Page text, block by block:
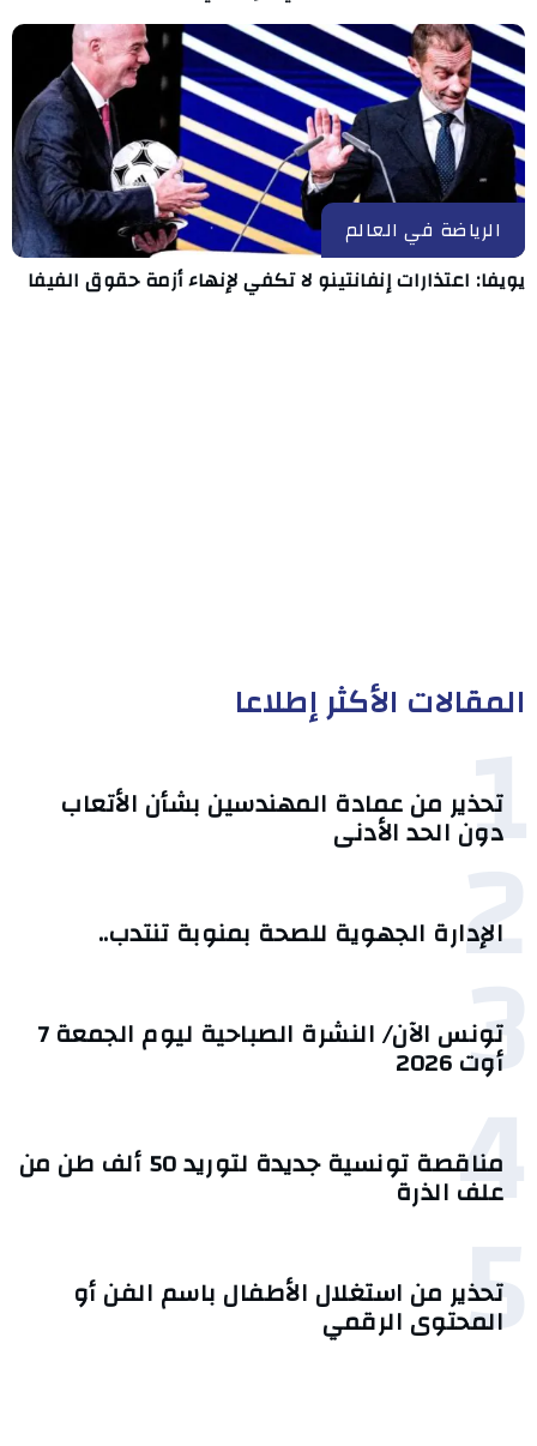
الرياضة في العالم
يويفا: اعتذارات إنفانتينو لا تكفي لإنهاء أزمة حقوق الفيفا
المقالات الأكثر إطلاعا
1
تحذير من عمادة المهندسين بشأن الأتعاب
دون الحد الأدنى
2
الإدارة الجهوية للصحة بمنوبة تنتدب..
3 تونس الآن/ النشرة الصباحية ليوم الجمعة 7
أوت 2026
4 مناقصة تونسية جديدة لتوريد 50 ألف طن من
علف الذرة
5
تحذير من استغلال الأطفال باسم الفن أو
المحتوى الرقمي